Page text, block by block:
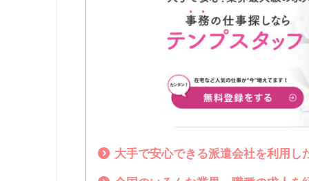
大手で安心できる派遣会社を利用し